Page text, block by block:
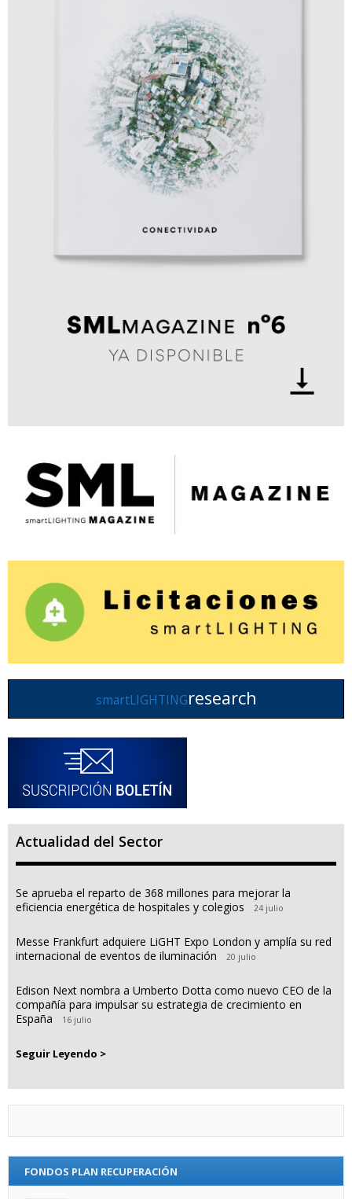
smartLIGHTINGresearch
Actualidad del Sector
Se aprueba el reparto de 368 millones para mejorar la
eficiencia energética de hospitales y colegios
24 julio
Messe Frankfurt adquiere LiGHT Expo London y amplía su red
internacional de eventos de iluminación
20 julio
Edison Next nombra a Umberto Dotta como nuevo CEO de la
compañía para impulsar su estrategia de crecimiento en
España
16 julio
Seguir Leyendo >
FONDOS PLAN RECUPERACIÓN